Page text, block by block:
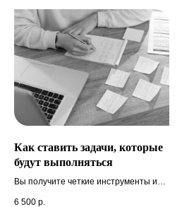
Как ставить задачи, которые
будут выполняться
Вы получите четкие инструменты и
6 500 р.